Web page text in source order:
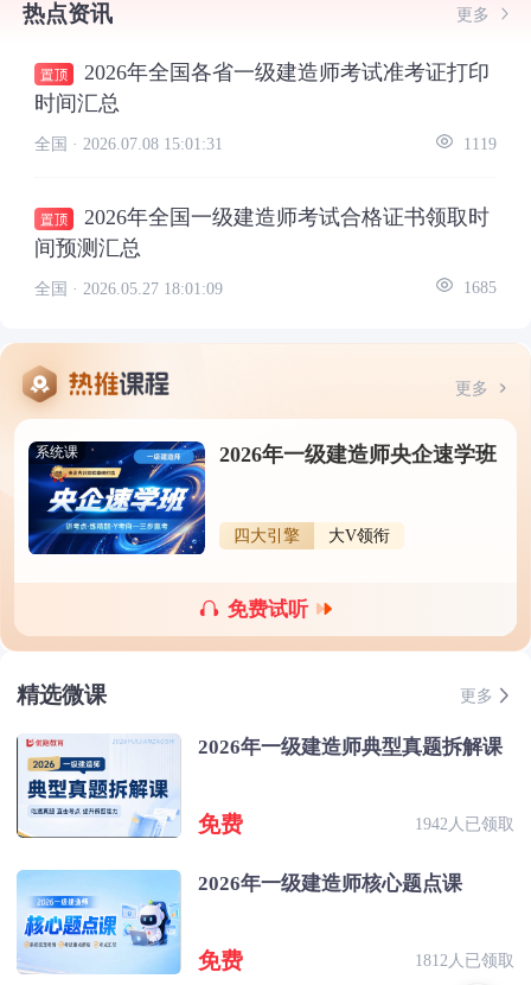
热点资讯 更多
2026年全国各省一级建造师考试准考证打印
时间汇总
全国 · 2026.07.08 15:01:31 1119
2026年全国一级建造师考试合格证书领取时
间预测汇总
全国 · 2026.05.27 18:01:09 1685
更多
系统课 2026年一级建造师央企速学班
四大引擎 大V领衔
免费试听
精选微课 更多
2026年一级建造师典型真题拆解课
免费 1942人已领取
2026年一级建造师核心题点课
免费 1812人已领取